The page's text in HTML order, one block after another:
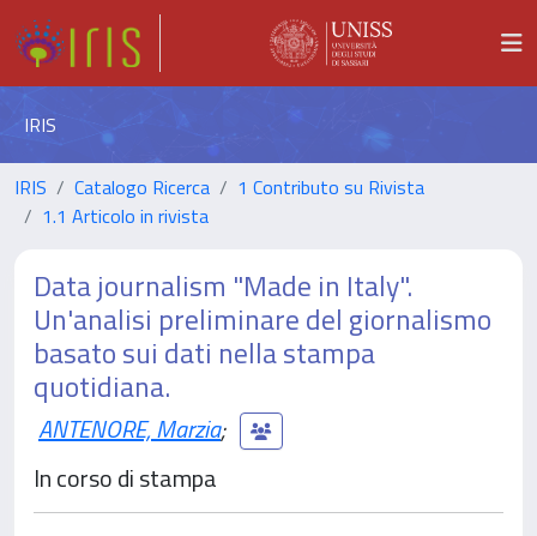
IRIS
IRIS Catalogo Ricerca
1 Contributo su Rivista
1.1 Articolo in rivista
Data journalism "Made in Italy".
Un'analisi preliminare del giornalismo
basato sui dati nella stampa
quotidiana.
ANTENORE, Marzia;
In corso di stampa